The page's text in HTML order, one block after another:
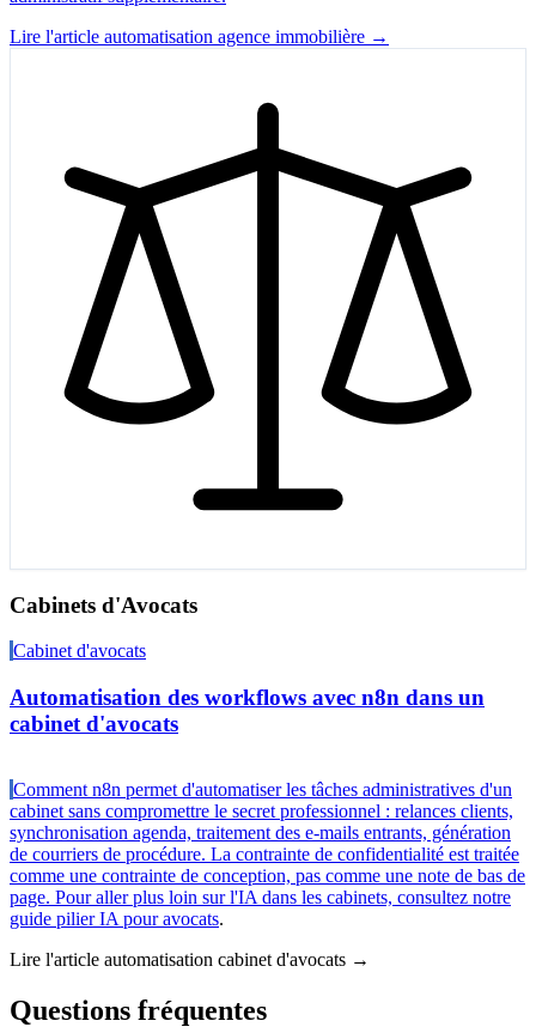
Lire l'article automatisation agence immobilière →
Cabinets d'Avocats
Cabinet d'avocats
Automatisation des workflows avec n8n dans un
cabinet d'avocats
Comment n8n permet d'automatiser les tâches administratives d'un
cabinet sans compromettre le secret professionnel : relances clients,
synchronisation agenda, traitement des e-mails entrants, génération
de courriers de procédure. La contrainte de confidentialité est traitée
comme une contrainte de conception, pas comme une note de bas de
page. Pour aller plus loin sur l'IA dans les cabinets, consultez notre
guide pilier IA pour avocats.
Lire l'article automatisation cabinet d'avocats →
Questions fréquentes